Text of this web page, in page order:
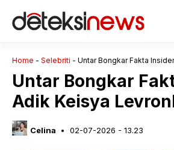
Home - Selebriti - Untar Bongkar Fakta
Untar Bongkar
Adik Keisya
Celina 02-07-2026 - 13.23